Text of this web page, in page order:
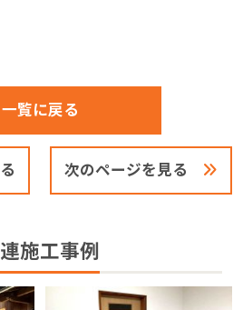
一覧に戻る
次のページを見る
施工事例